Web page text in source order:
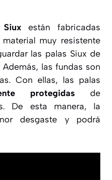
están fabricadas
muy resistente
las palas Siux de
las fundas son
Con ellas, las palas
protegidas de
De esta manera, la
desgaste y podrá